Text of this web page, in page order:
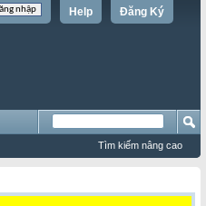
Đăng Ký
Help
Tìm kiếm nâng cao